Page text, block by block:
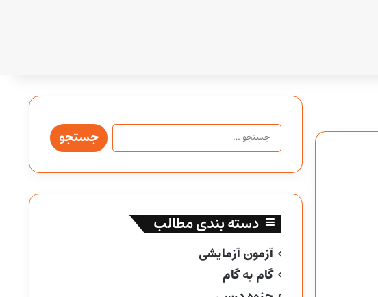
جستجو
برای:
دسته بندی مطالب
آزمون آزمایشی
گام به گام